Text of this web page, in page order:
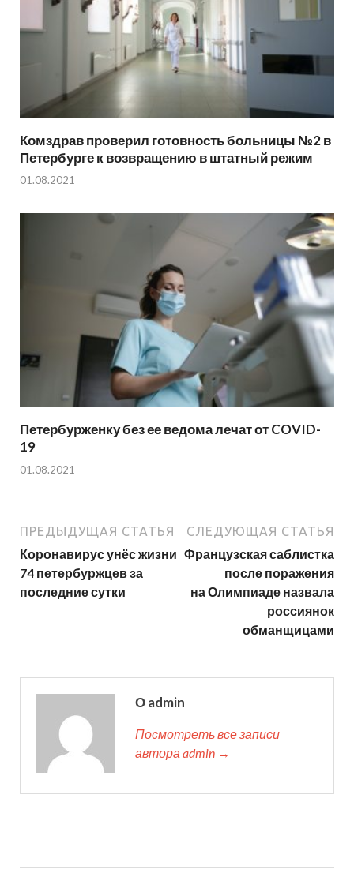
Комздрав проверил готовность больницы №2 в
Петербурге к возвращению в штатный режим
01.08.2021
Петербурженку без ее ведома лечат от COVID-
19
01.08.2021
ПРЕДЫДУЩАЯ СТАТЬЯ
Коронавирус унёс жизни
74 петербуржцев за
последние сутки
СЛЕДУЮЩАЯ СТАТЬЯ
Французская саблистка
после поражения
на Олимпиаде назвала
россиянок
обманщицами
О admin
Посмотреть все записи
автора admin →